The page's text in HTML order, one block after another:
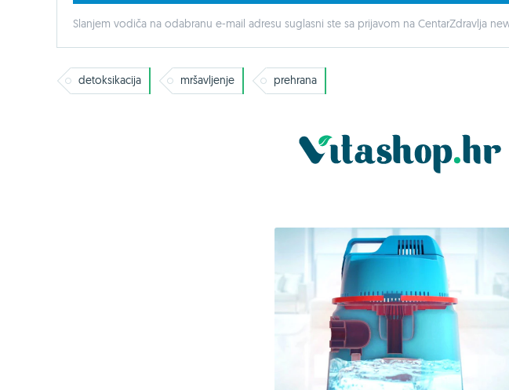
Slanjem vodiča na odabranu e-mail adresu suglasni ste sa prijavom na CentarZdravlja
detoksikacija mršavljenje prehrana